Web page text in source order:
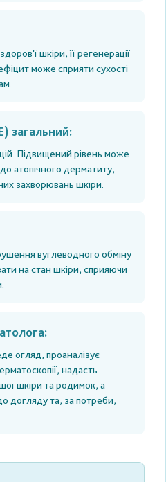
шкіри, її регенерації
може сприяти сухості
загальний:
Підвищений рівень може
атопічного дерматиту,
захворювань шкіри.
вуглеводного обміну
на стан шкіри, сприяючи
огляд, проаналізує
надасть
шкіри та родимок, а
догляду та, за потреби,